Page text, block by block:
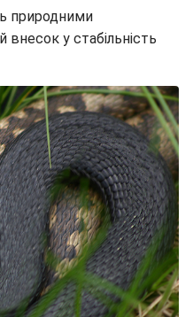
природними
внесок у стабільність